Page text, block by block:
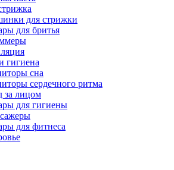
для стрижки
для бритья
гигиена
сна
сердечного ритма
за лицом
для гигиены
для фитнеса